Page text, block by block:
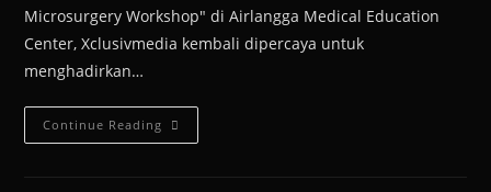
Microsurgery Workshop" di Airlangga Medical Education
Center, Xclusivmedia kembali dipercaya untuk
menghadirkan…
Continue Reading